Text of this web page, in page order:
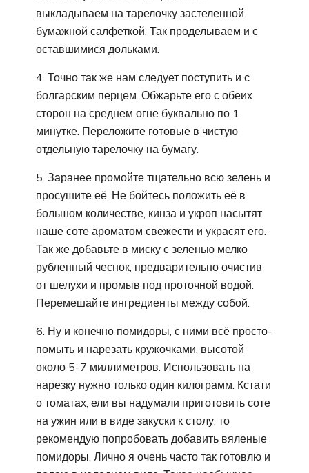
выкладываем на тарелочку застеленной
бумажной салфеткой. Так проделываем и с
оставшимися дольками.
4. Точно так же нам следует поступить и с
болгарским перцем. Обжарьте его с обеих
сторон на среднем огне буквально по 1
минутке. Переложите готовые в чистую
отдельную тарелочку на бумагу.
5. Заранее промойте тщательно всю зелень и
просушите её. Не бойтесь положить её в
большом количестве, кинза и укроп насытят
наше соте ароматом свежести и украсят его.
Так же добавьте в миску с зеленью мелко
рубленный чеснок, предварительно очистив
от шелухи и промыв под проточной водой.
Перемешайте ингредиенты между собой.
6. Ну и конечно помидоры, с ними всё просто-
помыть и нарезать кружочками, высотой
около 5-7 миллиметров. Использовать на
нарезку нужно только один килограмм. Кстати
о томатах, ели вы надумали приготовить соте
на ужин или в виде закуски к столу, то
рекомендую попробовать добавить вяленые
помидоры. Лично я очень часто так готовлю и